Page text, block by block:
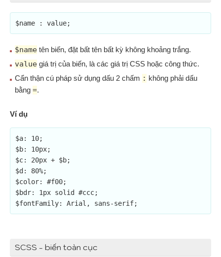
$name : value;
$name tên biến, đặt bất tên bất kỳ không khoảng trắng.
value giá trị của biến, là các giá trị CSS hoặc công thức.
Cẩn thận cú pháp sử dụng dấu 2 chấm : không phải dấu
bằng =.
Ví dụ
$a: 10;
$b: 10px;
$c: 20px + $b;
$d: 80%;
$color: #f00;
$bdr: 1px solid #ccc;
SCSS - biến toàn cục